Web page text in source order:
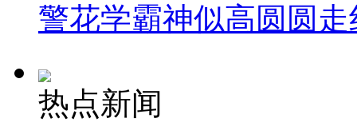
警花学霸神似高圆圆走
热点新闻